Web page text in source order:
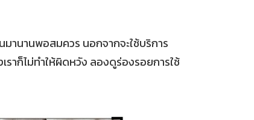
านานพอสมควร นอกจากจะใช้บริการ
ราก็ไม่ทำให้ผิดหวัง ลองดูร่องรอยการใช้